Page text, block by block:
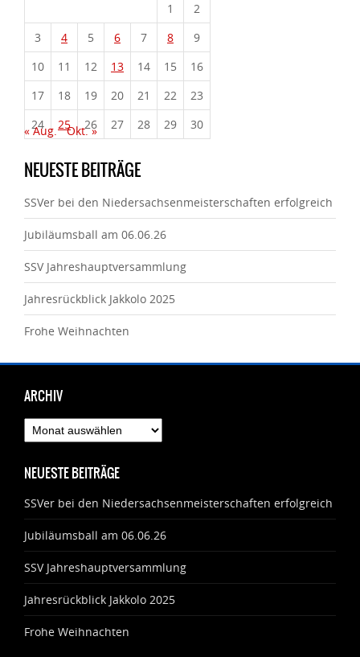
1
2
3
4 5 6 7 8
9
10
11 12 13 14 15
16
17
18 19 20 21 22
23
24
25 26 27 28 29 30
« Aug. Okt. »
NEUESTE BEITRÄGE
SSVer bei den Niedersachsenmeisterschaften erfolgreich
Jubiläumsball am 06.06.26
SSV Jahreshauptversammlung
Jahresrückblick Jakkolo 2025
Frohe Weihnachten
ARCHIV
Archiv
NEUESTE BEITRÄGE
SSVer bei den Niedersachsenmeisterschaften erfolgreich
Jubiläumsball am 06.06.26
SSV Jahreshauptversammlung
Jahresrückblick Jakkolo 2025
Frohe Weihnachten